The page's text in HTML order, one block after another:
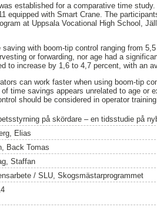
established for a comparative time
equipped with Smart Crane. The
at Uppsala Vocational High School,
with boom-tip control ranging from
or forwarding, nor age had a
to increase by 1,6 to 4,7 percent, with an
can work faster when using boom-tip
time savings appears unrelated to age or
should be considered in operator
på skördare – en tidsstudie på
Elias
Back Tomas
Staffan
/ SLU, Skogsmästarprogrammet